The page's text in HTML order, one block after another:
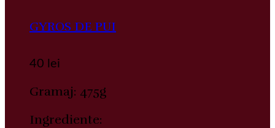
GYROS DE PUI
40 lei
Gramaj: 475g
Ingrediente: